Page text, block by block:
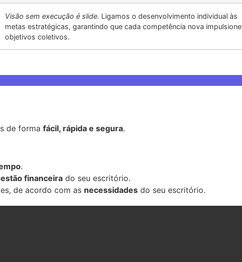
Visão sem execução é slide. Ligamos o desenvolvimento individual às
metas estratégicas, garantindo que cada competência nova impulsione
objetivos coletivos.
de forma fácil, rápida e segura.
.
financeira do seu escritório.
de acordo com as necessidades do seu escritório.